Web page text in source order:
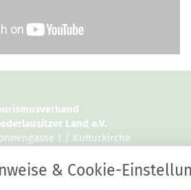
Land e.V.
1 / Kulturkirche
& Cookie-